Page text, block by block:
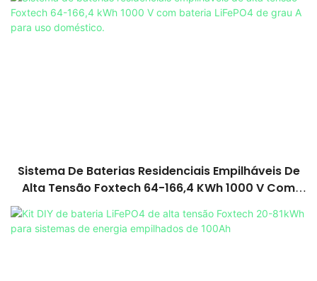
Sistema De Baterias Residenciais Empilháveis ​​de
Alta Tensão Foxtech 64-166,4 KWh 1000 V Com
Bateria LiFePO4 De Grau A Para Uso Doméstico.